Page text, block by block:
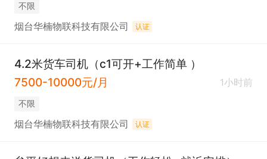
不限
烟台华楠物联科技有限公司 认证
4.2米货车司机（c1可开+工作简单 ）
7500-10000元/月
1小时前
不限
烟台华楠物联科技有限公司 认证